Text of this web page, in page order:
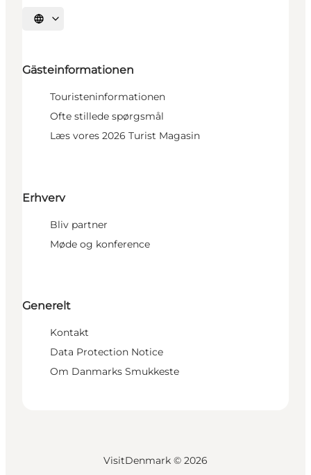
Sprache auswählen
Gästeinformationen
Touristeninformationen
Ofte stillede spørgsmål
Læs vores 2026 Turist Magasin
Erhverv
Bliv partner
Møde og konference
Generelt
Kontakt
Data Protection Notice
Om Danmarks Smukkeste
VisitDenmark © 2026